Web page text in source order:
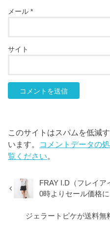
メール*
サイト
このサイトはスパムを低減
います。 コメントデータの
覧ください
FRAY I.D（フレイ
0時よりセール価格に
ジェラートピケが送料無